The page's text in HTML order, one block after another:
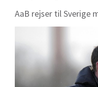
AaB rejser til Sverige